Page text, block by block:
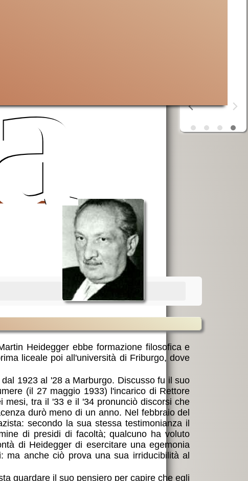
Heidegger ebbe formazione filosofica e
liceale poi all'università di Friburgo, dove
1923 al '28 a Marburgo. Discusso fu il suo
(il 27 maggio 1933) l'incarico di Rettore
mesi, tra il '33 e il '34 pronunciò discorsi che
durò meno di un anno. Nel febbraio del
secondo la sua stessa testimonianza il
di presidi di facoltà; qualcuno ha voluto
di Heidegger di esercitare una egemonia
ma anche ciò prova una sua irriducibilità al
guardare il suo pensiero per capire che egli